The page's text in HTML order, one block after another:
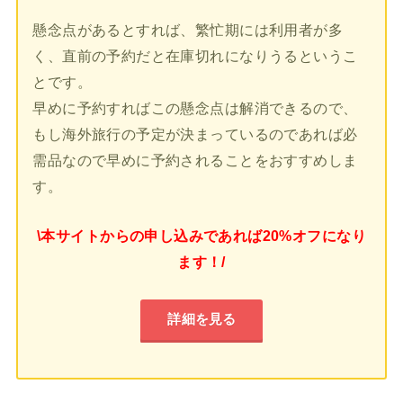
懸念点があるとすれば、繁忙期には利用者が多
く、直前の予約だと在庫切れになりうるというこ
とです。
早めに予約すればこの懸念点は解消できるので、
もし海外旅行の予定が決まっているのであれば必
需品なので早めに予約されることをおすすめしま
す。
\本サイトからの申し込みであれば20%オフになり
ます！/
詳細を見る